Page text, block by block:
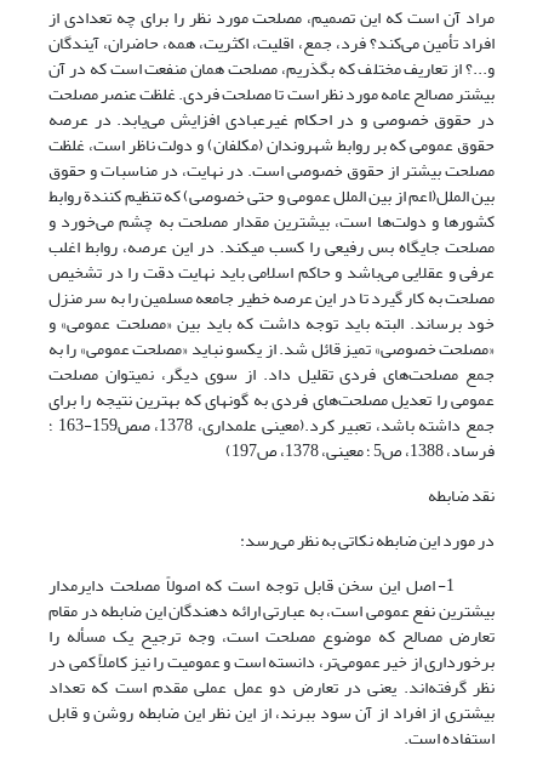
مراد آن است که این تصمیم، مصلحت مورد نظر را برای چه تعدادی از
افراد تأمین می‌کند؟ فرد، جمع، اقلیت، اکثریت، همه، حاضران، آیندگان
و...؟ از تعاریف مختلف که بگذریم، مصلحت همان منفعت است که در آن
بیشتر مصالح عامه مورد نظر است تا مصلحت فردی. غلظت عنصر مصلحت
در حقوق خصوصی و در احکام غیرعبادی افزایش می‌یابد. در عرصه
حقوق عمومی‌ که بر روابط شهروندان (مکلفان) و دولت ناظر است، غلظت
مصلحت بیشتر از حقوق خصوصی است. در نهایت، در مناسبات و حقوق
بین الملل(اعم از بین الملل عمومی و حتی خصوصی) که تنظیم کنندة روابط
کشورها و دولت‌ها است، بیشترین مقدار مصلحت به چشم می‌خورد و
مصلحت جایگاه بس رفیعی را کسب می­کند. در این عرصه، روابط اغلب
عرفی و عقلایی می‌باشد و حاکم اسلامی باید نهایت دقت را در تشخیص
مصلحت به کار گیرد تا در این عرصه خطیر جامعه مسلمین را به سر منزل
خود برساند. البته باید توجه داشت که باید بین «مصلحت عمومی» و
«مصلحت خصوصی» تمیز قائل شد. از یکسو نباید «مصلحت عمومی» را به
جمع مصلحت‌های فردی تقلیل داد. از سوی دیگر، نمی‏توان مصلحت
عمومی را تعدیل مصلحت‌های فردی به گونه‏ای که بهترین نتیجه را برای
جمع داشته باشد، تعبیر کرد.(معینی علمداری، 1378، صص159-163 ؛
فرساد، 1388، ص5 ؛ معینی، 1378، ص197)
نقد ضابطه
در مورد این ضابطه نکاتی به نظر می‌رسد:
1- اصل این سخن قابل توجه است که اصولاً مصلحت دایرمدار
بیشترین نفع عمومی است، به عبارتی ارائه دهندگان این ضابطه در مقام
تعارض مصالح که موضوع مصلحت است، وجه ترجیح یک مسأله را
برخورداری از خیر عمومی‌تر، دانسته است و عمومیت را نیز کاملاً کمی در
نظر گرفته‌اند. یعنی در تعارض دو عمل عملی مقدم است که تعداد
بیشتری از افراد از آن سود ببرند، از این نظر این ضابطه روشن و قابل
استفاده است.